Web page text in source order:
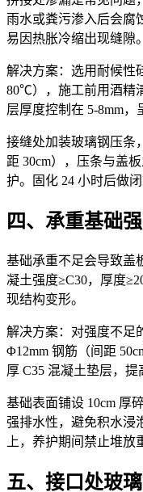
雨水或粪污渗入后会腐
易因热胀冷缩出现缝隙。
解决方案：选用耐候性
80℃），施工前用酒精
层厚度控制在 5-8mm，
接缝处加装玻璃钢压条
距 30cm），压条与盖
护。固化 24 小时后做
四、承重基础
基础承重不足会导致盖
凝土强度≥C30，厚度
现结构变形。
解决方案：对强度不足
Φ12mm 钢筋（间距
厚 C35 混凝土垫层，提
基础表面铺设 10cm 厚
强排水性，避免积水浸
上，养护期间禁止堆放
五、接口处玻